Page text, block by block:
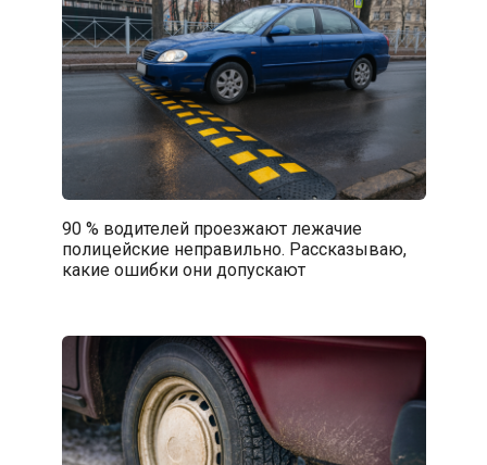
90 % водителей проезжают лежачие
полицейские неправильно. Рассказываю,
какие ошибки они допускают